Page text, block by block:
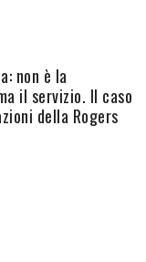
non è la
il servizio. Il caso
della Rogers